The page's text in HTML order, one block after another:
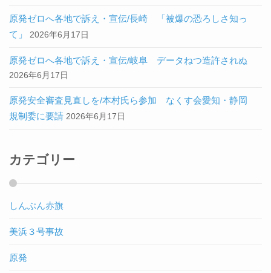
原発ゼロへ各地で訴え・宣伝/長崎 「被爆の恐ろしさ知っ
て」
2026年6月17日
原発ゼロへ各地で訴え・宣伝/岐阜 データねつ造許されぬ
2026年6月17日
原発安全審査見直しを/本村氏ら参加 なくす会愛知・静岡
規制委に要請 2026年6月17日
カテゴリー
しんぶん赤旗
美浜３号事故
原発